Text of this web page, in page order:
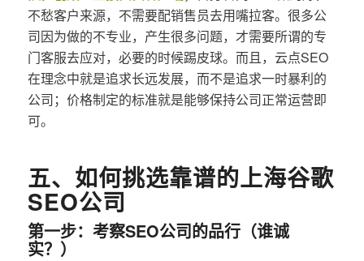
不愁客户来源，不需要配销售员去用嘴拉客。很多公
司因为做的不专业，产生很多问题，才需要所谓的专
门客服去应对，必要的时候踢皮球。而且，云点SEO
在理念中就是追求长远发展，而不是追求一时暴利的
公司；价格制定的标准就是能够保持公司正常运营即
可。
五、如何挑选靠谱的上海谷歌
SEO公司
第一步：考察SEO公司的品行（谁诚
实？）